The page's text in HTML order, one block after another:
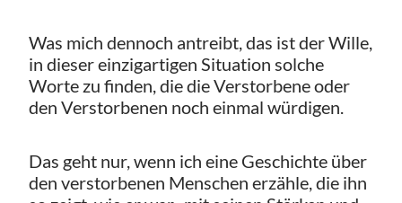
Was mich dennoch antreibt, das ist der Wille,
in dieser einzigartigen Situation solche
Worte zu finden, die die Verstorbene oder
den Verstorbenen noch einmal würdigen.
Das geht nur, wenn ich eine Geschichte über
den verstorbenen Menschen erzähle, die ihn